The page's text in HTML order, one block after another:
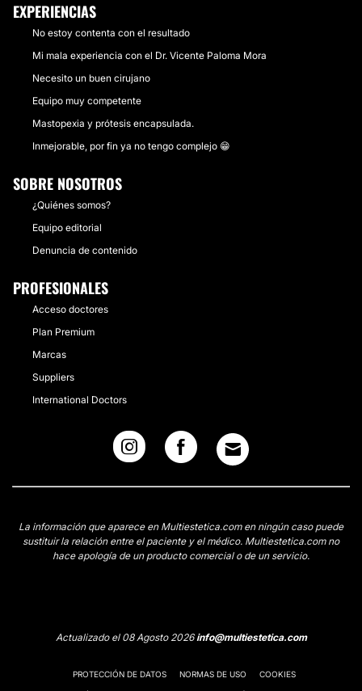
EXPERIENCIAS
No estoy contenta con el resultado
Mi mala experiencia con el Dr. Vicente Paloma Mora
Necesito un buen cirujano
Equipo muy competente
Mastopexia y prótesis encapsulada.
Inmejorable, por fin ya no tengo complejo 😁
SOBRE NOSOTROS
¿Quiénes somos?
Equipo editorial
Denuncia de contenido
PROFESIONALES
Acceso doctores
Plan Premium
Marcas
Suppliers
International Doctors
La información que aparece en Multiestetica.com en ningún caso puede
sustituir la relación entre el paciente y el médico. Multiestetica.com no
hace apología de un producto comercial o de un servicio.
Actualizado el 08 Agosto 2026info@multiestetica.com
PROTECCIÓN DE DATOS NORMAS DE USO COOKIES